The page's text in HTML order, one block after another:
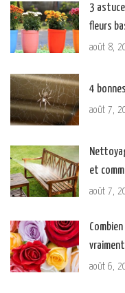
3
fleurs
août 8,
4
août 7,
et
août 7,
vraiment
août 6,